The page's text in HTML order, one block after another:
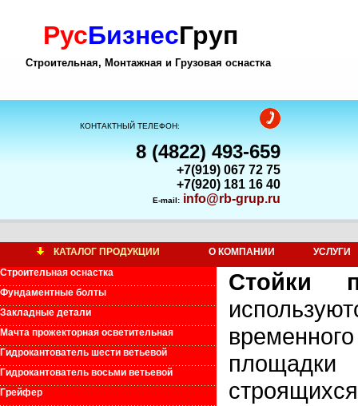
РусБизнесГруп
Строительная, Монтажная и Грузовая оснастка
КОНТАКТНЫЙ ТЕЛЕФОН:
8 (4822) 493-659
+7(919) 067 72 75
+7(920) 181 16 40
E-mail: info@rb-grup.ru
КАТАЛОГ ПРОДУКЦИИ О КОМПАНИИ
УСЛУГИ
Строительная оснастка
Фундаментные болты
Закладные детали
Мачта прожекторная осветительная
Гидрокантователь шести ветьевой
Гидрокантователь восьми ветьевой
Грейфер
Стойки